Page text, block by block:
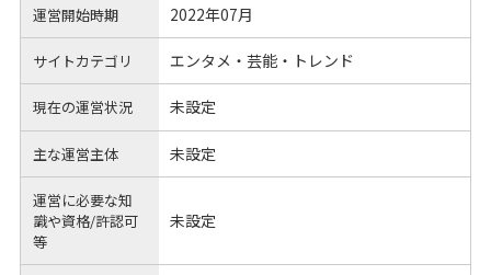
運営開始時期 2022年07月
サイトカテゴリ エンタメ・芸能・トレンド
現在の運営状況 未設定
主な運営主体 未設定
運営に必要な知
識や資格/許認可
等
未設定